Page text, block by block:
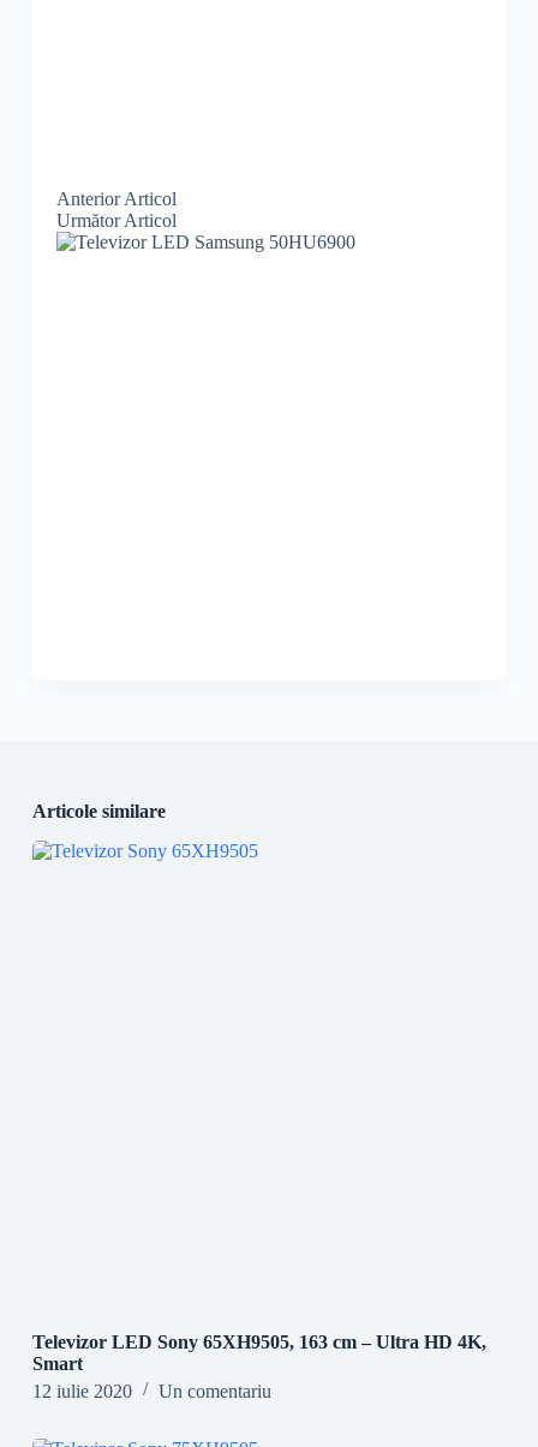
AnteriorArticol
UrmătorArticol
Articole similare
Televizor LED Sony 65XH9505, 163 cm – Ultra HD 4K,
Smart
12 iulie 2020
Un comentariu